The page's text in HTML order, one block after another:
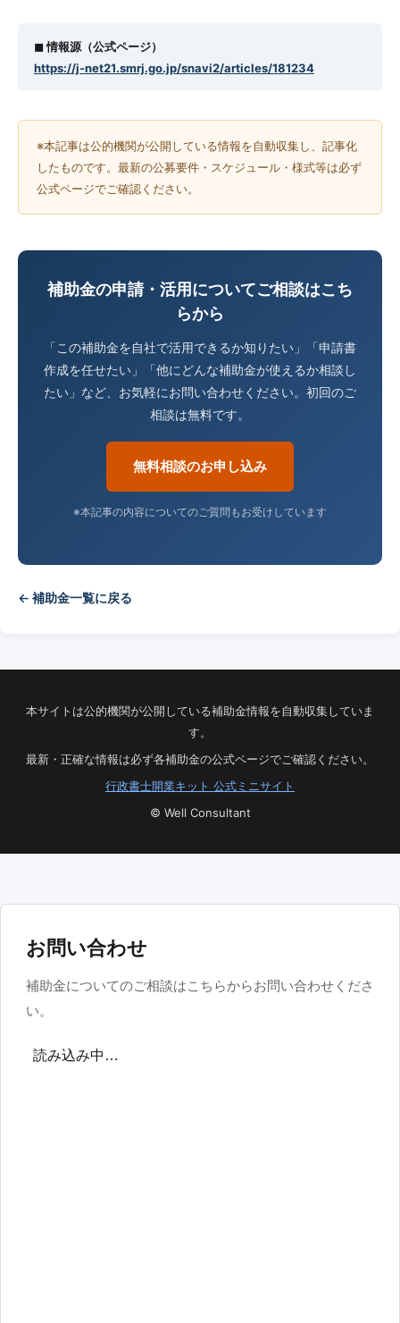
◼︎ 情報源（公式ページ）
https://j-net21.smrj.go.jp/snavi2/articles/181234
※本記事は公的機関が公開している情報を自動収集し、記事化
したものです。最新の公募要件・スケジュール・様式等は必ず
公式ページでご確認ください。
補助金の申請・活用についてご相談はこち
らから
「この補助金を自社で活用できるか知りたい」「申請書
作成を任せたい」「他にどんな補助金が使えるか相談し
たい」など、お気軽にお問い合わせください。初回のご
相談は無料です。
無料相談のお申し込み
※本記事の内容についてのご質問もお受けしています
← 補助金一覧に戻る
本サイトは公的機関が公開している補助金情報を自動収集していま
す。
最新・正確な情報は必ず各補助金の公式ページでご確認ください。
行政書士開業キット 公式ミニサイト
© Well Consultant
お問い合わせ
補助金についてのご相談はこちらからお問い合わせくださ
い。